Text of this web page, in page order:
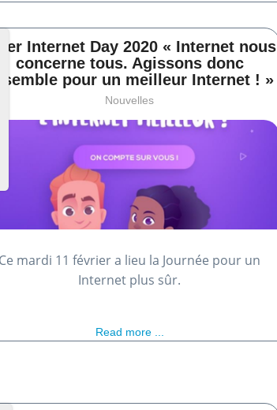
Internet Day 2020 « Internet nous
concerne tous. Agissons donc
pour un meilleur Internet ! »
Nouvelles
Ce mardi 11 février a lieu la Journée pour un
Internet plus sûr.
Read more ...